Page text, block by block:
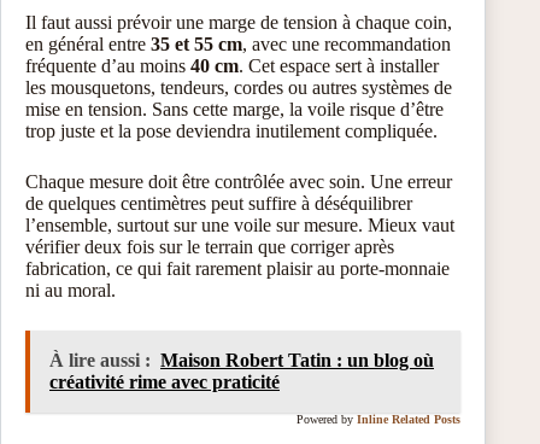
Il faut aussi prévoir une marge de tension à chaque coin,
en général entre 35 et 55 cm, avec une recommandation
fréquente d’au moins 40 cm. Cet espace sert à installer
les mousquetons, tendeurs, cordes ou autres systèmes de
mise en tension. Sans cette marge, la voile risque d’être
trop juste et la pose deviendra inutilement compliquée.
Chaque mesure doit être contrôlée avec soin. Une erreur
de quelques centimètres peut suffire à déséquilibrer
l’ensemble, surtout sur une voile sur mesure. Mieux vaut
vérifier deux fois sur le terrain que corriger après
fabrication, ce qui fait rarement plaisir au porte-monnaie
ni au moral.
À lire aussi : Maison Robert Tatin : un blog où
créativité rime avec praticité
Powered by Inline Related Posts